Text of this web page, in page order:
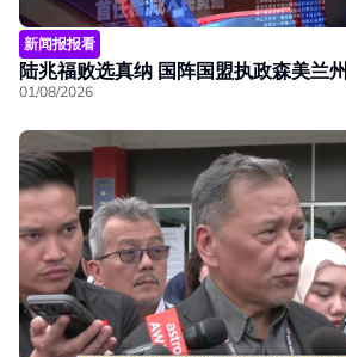
新闻报报看
陆兆福败选真纳 国阵国盟执政森美兰州
01/08/2026